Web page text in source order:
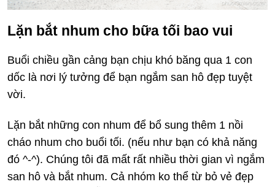
Lặn bắt nhum cho bữa tối bao vui
Buổi chiều gần cảng bạn chịu khó băng qua 1 con
dốc là nơi lý tưởng để bạn ngắm san hô đẹp tuyệt
vời.
Lặn bắt những con nhum để bổ sung thêm 1 nồi
cháo nhum cho buổi tối. (nếu như bạn có khả năng
đó ^-^). Chúng tôi đã mất rất nhiều thời gian vì ngắm
san hô và bắt nhum. Cả nhóm ko thể từ bỏ vẻ đẹp